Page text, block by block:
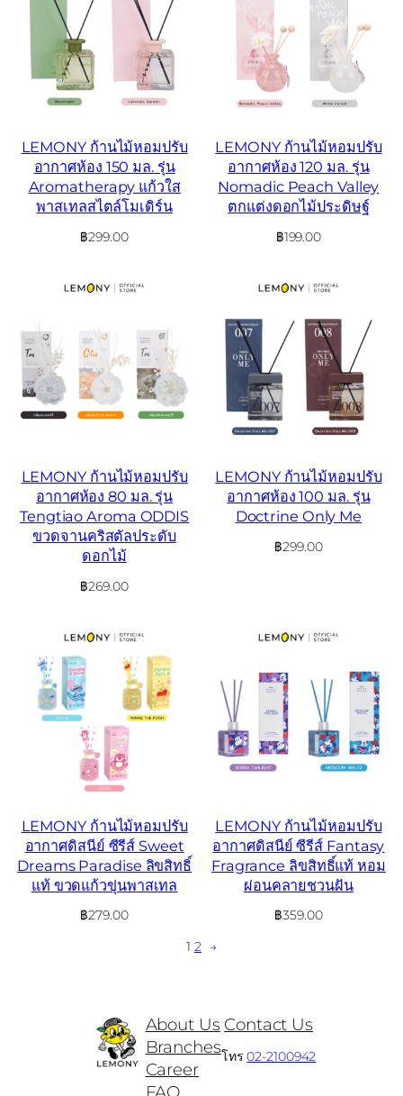
LEMONY ก้านไม้หอมปรับ
อากาศห้อง 150 มล. รุ่น
Aromatherapy แก้วใส
พาสเทลสไตล์โมเดิร์น
฿299.00
LEMONY ก้านไม้หอมปรับ
อากาศห้อง 120 มล. รุ่น
Nomadic Peach Valley
ตกแต่งดอกไม้ประดิษฐ์
฿199.00
LEMONY ก้านไม้หอมปรับ
อากาศห้อง 80 มล. รุ่น
Tengtiao Aroma ODDIS
ขวดจานคริสตัลประดับ
ดอกไม้
฿269.00
LEMONY ก้านไม้หอมปรับ
อากาศห้อง 100 มล. รุ่น
Doctrine Only Me
฿299.00
LEMONY ก้านไม้หอมปรับ
อากาศดิสนีย์ ซีรีส์ Sweet
Dreams Paradise ลิขสิทธิ์
แท้ ขวดแก้วขุ่นพาสเทล
฿279.00
LEMONY ก้านไม้หอมปรับ
อากาศดิสนีย์ ซีรีส์ Fantasy
Fragrance ลิขสิทธิ์แท้ หอม
ผ่อนคลายชวนฝัน
฿359.00
1 2 →
About Us
Branches
Career
FAQ
Contact Us
โทร02-2100942